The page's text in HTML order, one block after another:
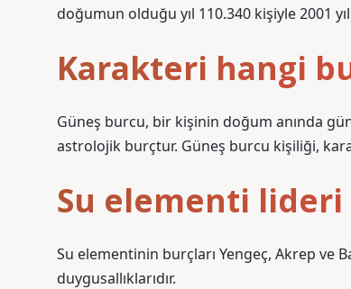
doğumun olduğu yıl 110.340 kişiyle 2001
Karakteri hangi
Güneş burcu, bir kişinin doğum anında
astrolojik burçtur. Güneş burcu kişiliği,
Su elementi lideri
Su elementinin burçları Yengeç, Akrep ve
duygusallıklarıdır.